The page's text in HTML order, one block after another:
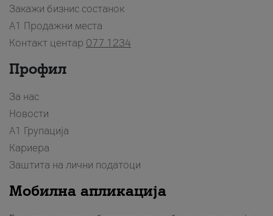
Закажи бизнис состанок
A1 Продажни места
Контакт центар 077 1234
Профил
За нас
Новости
А1 Групација
Кариера
Заштита на лични податоци
Мобилна апликација